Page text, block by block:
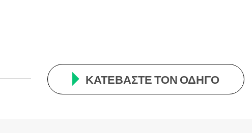
ΚΑΤΕΒΆΣΤΕ ΤΟΝ ΟΔΗΓΌ